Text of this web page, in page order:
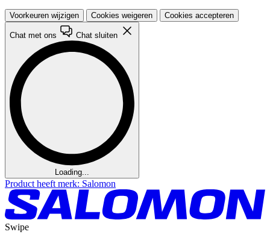
Voorkeuren wijzigen Cookies weigeren Cookies accepteren
Chat met ons Chat sluiten
Loading...
Product heeft merk: Salomon
Swipe